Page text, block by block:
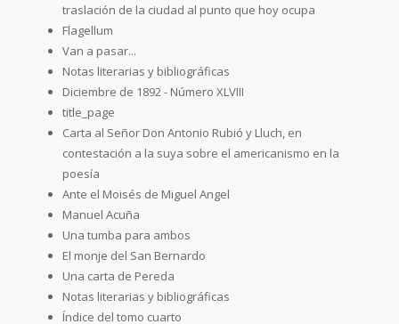
traslación de la ciudad al punto que hoy ocupa
Flagellum
Van a pasar...
Notas literarias y bibliográficas
Diciembre de 1892 - Número XLVIII
title_page
Carta al Señor Don Antonio Rubió y Lluch, en
contestación a la suya sobre el americanismo en la
poesía
Ante el Moisés de Miguel Angel
Manuel Acuña
Una tumba para ambos
El monje del San Bernardo
Una carta de Pereda
Notas literarias y bibliográficas
Índice del tomo cuarto